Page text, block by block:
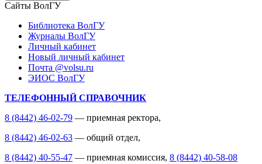
Сайты ВолГУ
Библиотека ВолГУ
Журналы ВолГУ
Личный кабинет
Новый личный кабинет
Почта @volsu.ru
ЭИОС ВолГУ
ТЕЛЕФОННЫЙ СПРАВОЧНИК
8 (8442) 46-02-79 — приемная ректора,
8 (8442) 46-02-63 — общий отдел,
8 (8442) 40-55-47 — приемная комиссия, 8 (8442) 40-58-08